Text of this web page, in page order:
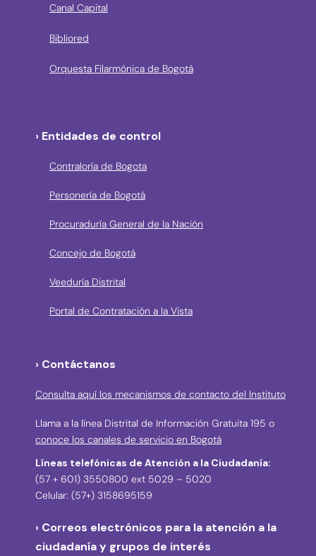
Canal Capital
Bibliored
Orquesta Filarmónica de Bogotá
› Entidades de control
Contraloría de Bogota
Personería de Bogotá
Procuraduría General de la Nación
Concejo de Bogotá
Veeduría Distrital
Portal de Contratación a la Vista
› Contáctanos
Consulta aquí los mecanismos de contacto del Instituto
Llama a la línea Distrital de Información Gratuita 195 o
conoce los canales de servicio en Bogotá
Líneas telefónicas de Atención a la Ciudadanía:
(57 + 601) 3550800 ext 5029 – 5020
Celular: (57+) 3158695159
› Correos electrónicos para la atención a la
ciudadanía y grupos de interés